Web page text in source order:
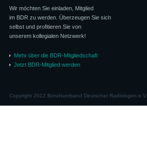
Wir möchten Sie einladen, Mitglied
im BDR zu werden. Überzeugen Sie sich
selbst und profitieren Sie von
unserem kollegialen Netzwerk!
Mehr über die BDR-Mitgliedschaft
Jetzt BDR-Mitglied werden
Copyright 2012 Berufsverband Deutscher Radiologen e.V.